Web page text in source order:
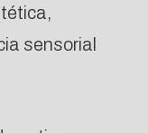
sensorial